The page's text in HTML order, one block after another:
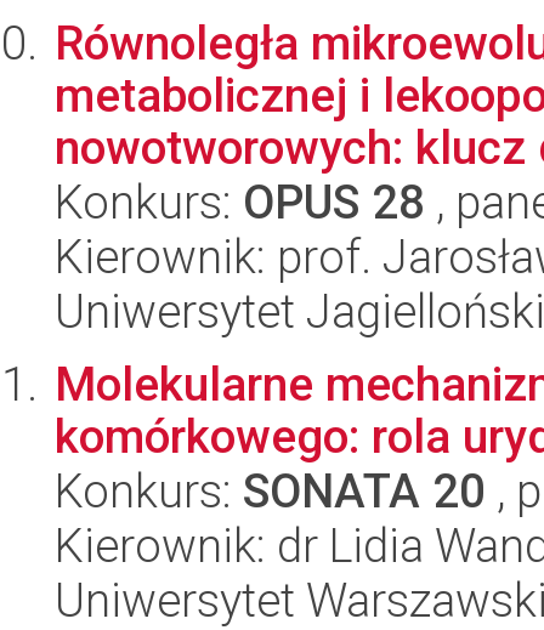
Równoległa
metabolicznej i
nowotworowych:
Konkurs: OPUS 28 ,
Kierownik: prof.
Uniwersytet Jagielloński
Molekularne
komórkowego: rola
Konkurs: SONATA 20 ,
Kierownik: dr Lidia
Uniwersytet